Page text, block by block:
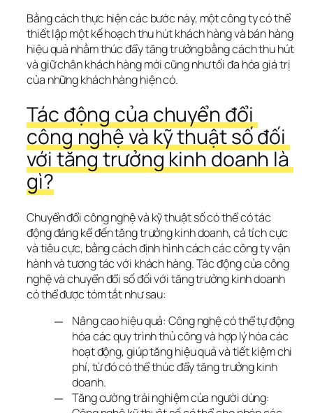
Bằng cách thực hiện các bước này, một công ty có thể
thiết lập một kế hoạch thu hút khách hàng và bán hàng
hiệu quả nhằm thúc đẩy tăng trưởng bằng cách thu hút
và giữ chân khách hàng mới cũng như tối đa hóa giá trị
của những khách hàng hiện có.
Tác động của chuyển đổi
công nghệ và kỹ thuật số đối
với tăng trưởng kinh doanh là
gì?
Chuyển đổi công nghệ và kỹ thuật số có thể có tác
động đáng kể đến tăng trưởng kinh doanh, cả tích cực
và tiêu cực, bằng cách định hình cách các công ty vận
hành và tương tác với khách hàng. Tác động của công
nghệ và chuyển đổi số đối với tăng trưởng kinh doanh
có thể được tóm tắt như sau:
Nâng cao hiệu quả: Công nghệ có thể tự động
hóa các quy trình thủ công và hợp lý hóa các
hoạt động, giúp tăng hiệu quả và tiết kiệm chi
phí, từ đó có thể thúc đẩy tăng trưởng kinh
doanh.
Tăng cường trải nghiệm của người dùng: